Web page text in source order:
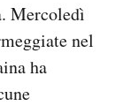
Mercoledì
nel
ha